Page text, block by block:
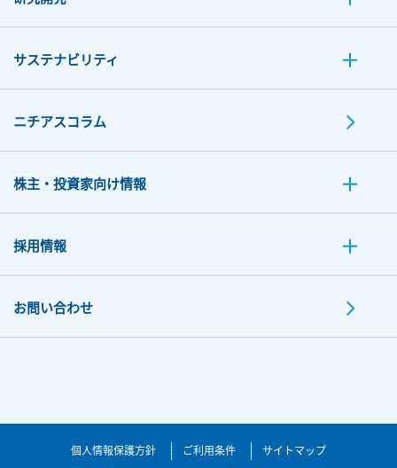
サステナビリティ
ニチアスコラム
株主・投資家向け情報
採用情報
お問い合わせ
個人情報保護方針 ご利用条件 サイトマップ